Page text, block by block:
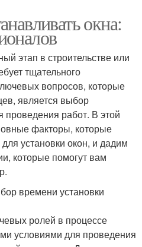
окна:
этап в строительстве или
тщательного
вопросов, которые
является выбор
проведения работ. В этой
факторы, которые
установки окон, и дадим
которые помогут вам
времени установки
ролей в процессе
условиями для проведения